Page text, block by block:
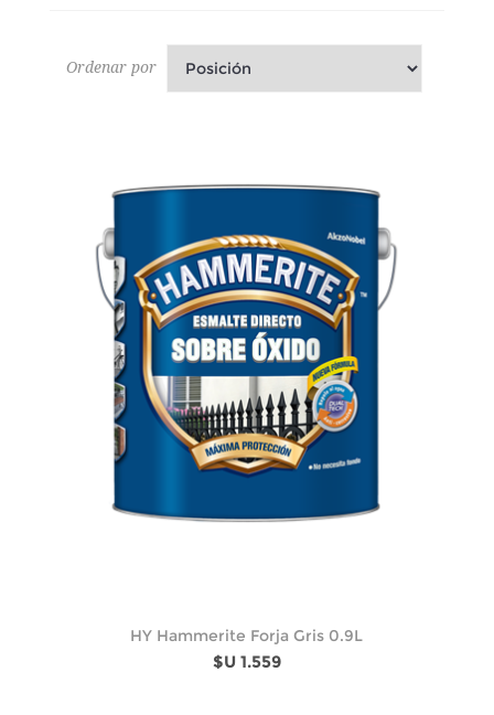
Ordenar por
HY Hammerite Forja Gris 0.9L
$U 1.559